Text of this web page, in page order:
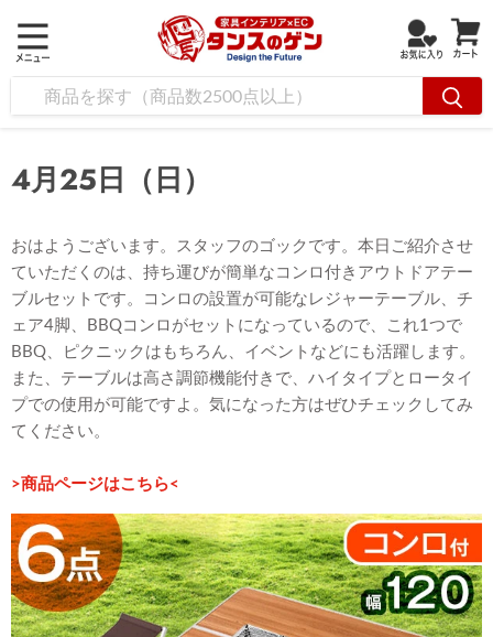
4月25日（日）
おはようございます。スタッフのゴックです。本日ご紹介させ
ていただくのは、持ち運びが簡単なコンロ付きアウトドアテー
ブルセットです。コンロの設置が可能なレジャーテーブル、チ
ェア4脚、BBQコンロがセットになっているので、これ1つで
BBQ、ピクニックはもちろん、イベントなどにも活躍します。
また、テーブルは高さ調節機能付きで、ハイタイプとロータイ
プでの使用が可能ですよ。気になった方はぜひチェックしてみ
てください。
>商品ページはこちら<